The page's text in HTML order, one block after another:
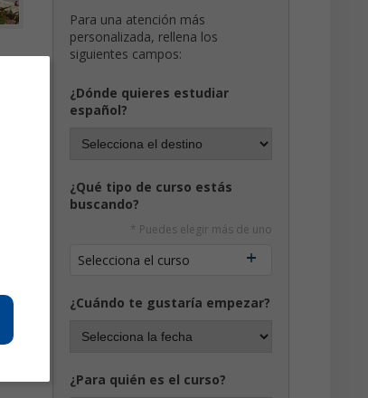
Para una atención más
personalizada, rellena los
siguientes campos:
¿Dónde quieres estudiar
español?
¿Qué tipo de curso estás
buscando?
* Puedes elegir más de uno
Selecciona el curso
¿Cuándo te gustaría empezar?
¿Para quién es el curso?